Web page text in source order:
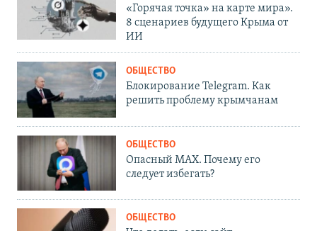
«Горячая точка» на карте мира».
8 сценариев будущего Крыма от
ИИ
ОБЩЕСТВО
Блокирование Telegram. Как
решить проблему крымчанам
ОБЩЕСТВО
Опасный MAX. Почему его
следует избегать?
ОБЩЕСТВО